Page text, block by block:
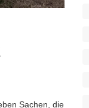
Sachen, die